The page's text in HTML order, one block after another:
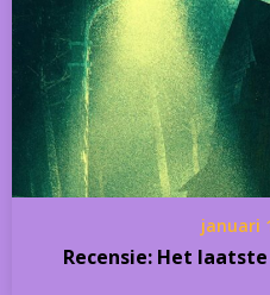
januari
Recensie: Het